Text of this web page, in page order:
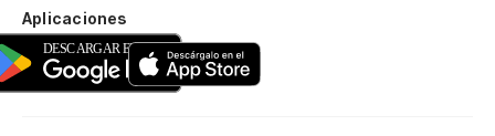
Aplicaciones